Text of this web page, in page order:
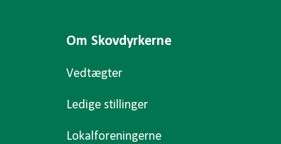
Om Skovdyrkerne
Vedtægter
Ledige stillinger
Lokalforeningerne